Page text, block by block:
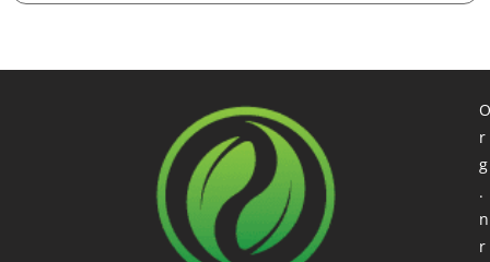
O
r
g
.
n
r